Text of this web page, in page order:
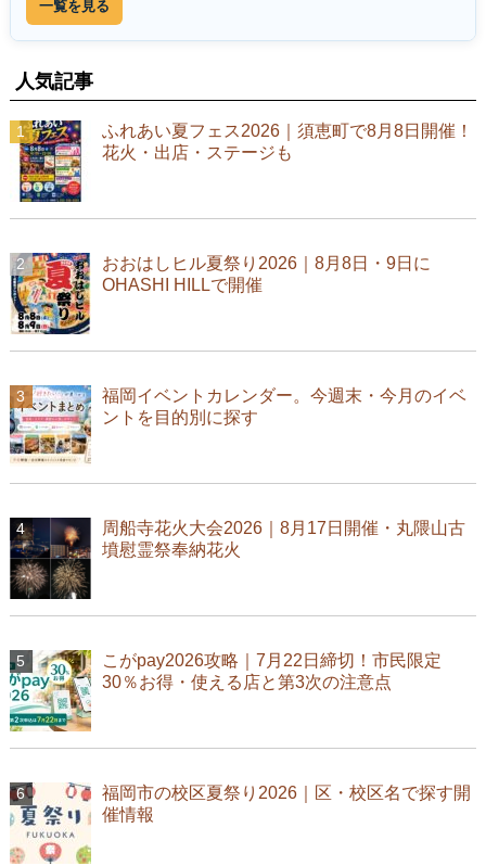
一覧を見る
人気記事
ふれあい夏フェス2026｜須恵町で8月8日開催！
花火・出店・ステージも
おおはしヒル夏祭り2026｜8月8日・9日に
OHASHI HILLで開催
福岡イベントカレンダー。今週末・今月のイベ
ントを目的別に探す
周船寺花火大会2026｜8月17日開催・丸隈山古
墳慰霊祭奉納花火
こがpay2026攻略｜7月22日締切！市民限定
30％お得・使える店と第3次の注意点
福岡市の校区夏祭り2026｜区・校区名で探す開
催情報